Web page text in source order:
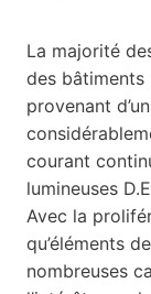
La majorité
des
provenant
courant
lumineuses
Avec la
qu’éléments
nombreuses